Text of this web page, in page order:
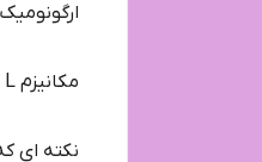
مکانیزم L در صندل اداری